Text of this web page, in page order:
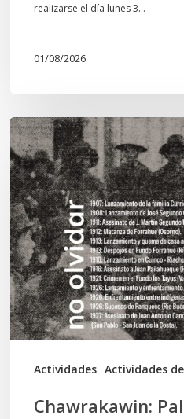
realizarse el día lunes 3…
01/08/2026
Actividades Actividades
Chawrakawin:
Palimpsesto
explora
a
través
del
arte
las
tensiones
documentales
Chawrakawin: